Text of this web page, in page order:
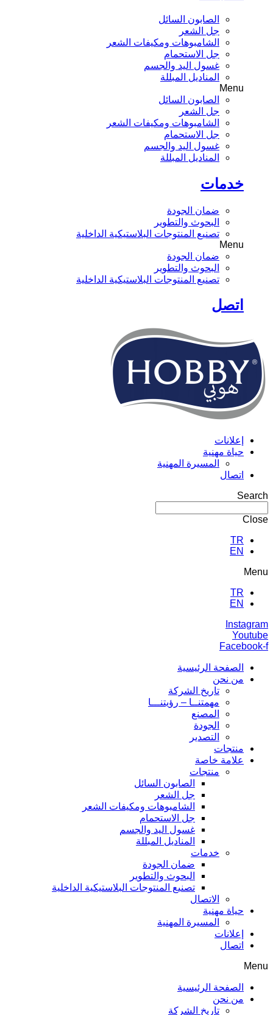
الصابون السائل
جل الشعر
الشامبوهات ومكيفات الشعر
جل الاستحمام
غسول اليد والجسم
المناديل المبللة
Menu
الصابون السائل
جل الشعر
الشامبوهات ومكيفات الشعر
جل الاستحمام
غسول اليد والجسم
المناديل المبللة
خدمات
ضمان الجودة
البحوث والتطوير
تصنيع المنتوجات البلاستيكية الداخلية
Menu
ضمان الجودة
البحوث والتطوير
تصنيع المنتوجات البلاستيكية الداخلية
اتصل
إعلانات
حياة مهنية
المسيرة المهنية
اتصال
Search
Close
TR
EN
Menu
TR
EN
Instagram
Youtube
Facebook-f
الصفحة الرئيسية
من نحن
تاريخ الشركة
مهمتنــا – رؤيتنـــا
المصنع
الجودة
التصدير
منتجات
علامة خاصة
منتجات
الصابون السائل
جل الشعر
الشامبوهات ومكيفات الشعر
جل الاستحمام
غسول اليد والجسم
المناديل المبللة
خدمات
ضمان الجودة
البحوث والتطوير
تصنيع المنتوجات البلاستيكية الداخلية
الاتصال
حياة مهنية
المسيرة المهنية
إعلانات
اتصال
Menu
الصفحة الرئيسية
من نحن
تاريخ الشركة